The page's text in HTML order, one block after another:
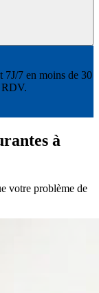
7 en moins de 30
RDV.
à
votre problème de